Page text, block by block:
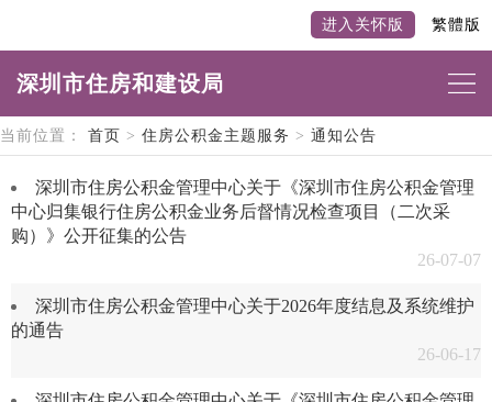
进入关怀版 繁體版
深圳市住房和建设局
当前位置： 首页 > 住房公积金主题服务 > 通知公告
深圳市住房公积金管理中心关于《深圳市住房公积金管理
中心归集银行住房公积金业务后督情况检查项目（二次采
购）》公开征集的公告
26-07-07
深圳市住房公积金管理中心关于2026年度结息及系统维护
的通告
26-06-17